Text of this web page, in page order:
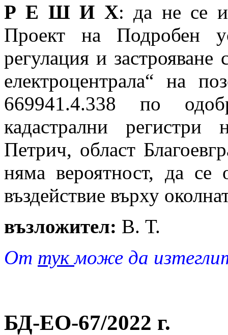
Р Е Ш И Х: да не се
Проект на Подробен
регулация и
електроцентрала“ на
669941.4.338 по
кадастрални
Петрич, област
няма вероятност, да се
въздействие върху
възложител: В. Т.
От тукможе да
БД-EO-67/2022 г.